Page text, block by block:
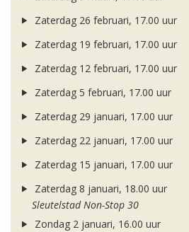
Zaterdag 26 februari, 17.00 uur
Zaterdag 19 februari, 17.00 uur
Zaterdag 12 februari, 17.00 uur
Zaterdag 5 februari, 17.00 uur
Zaterdag 29 januari, 17.00 uur
Zaterdag 22 januari, 17.00 uur
Zaterdag 15 januari, 17.00 uur
Zaterdag 8 januari, 18.00 uur
Sleutelstad Non-Stop 30
Zondag 2 januari, 16.00 uur